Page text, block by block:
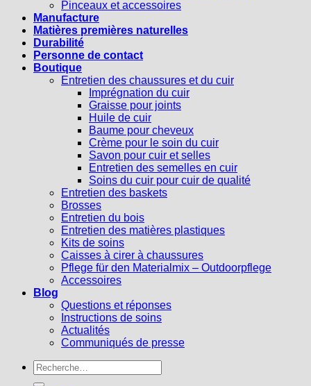
Pinceaux et accessoires
Manufacture
Matières premières naturelles
Durabilité
Personne de contact
Boutique
Entretien des chaussures et du cuir
Imprégnation du cuir
Graisse pour joints
Huile de cuir
Baume pour cheveux
Crème pour le soin du cuir
Savon pour cuir et selles
Entretien des semelles en cuir
Soins du cuir pour cuir de qualité
Entretien des baskets
Brosses
Entretien du bois
Entretien des matières plastiques
Kits de soins
Caisses à cirer à chaussures
Pflege für den Materialmix – Outdoorpflege
Accessoires
Blog
Questions et réponses
Instructions de soins
Actualités
Communiqués de presse
Recherche
pour :